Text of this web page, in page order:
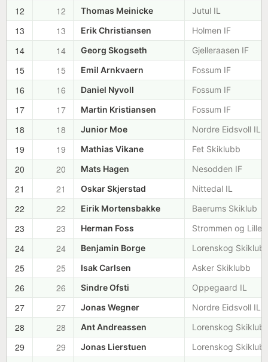
12 12 Thomas Meinicke Jutul IL
13 13 Erik Christiansen Holmen IF
14 14 Georg Skogseth Gjelleraasen IF
15 15 Emil Arnkvaern Fossum IF
16 16 Daniel Nyvoll Fossum IF
17 17 Martin Kristiansen Fossum IF
18 18 Junior Moe Nordre Eidsvoll IL
19 19 Mathias Vikane Fet Skiklubb
20 20 Mats Hagen Nesodden IF
21 21 Oskar Skjerstad Nittedal IL
22 22 Eirik Mortensbakke Baerums Skiklub
23 23 Herman Foss Strommen og
24 24 Benjamin Borge Lorenskog
25 25 Isak Carlsen Asker Skiklubb
26 26 Sindre Ofsti Oppegaard IL
27 27 Jonas Wegner Nordre Eidsvoll IL
28 28 Ant Andreassen Lorenskog
29 29 Jonas Lierstuen Lorenskog